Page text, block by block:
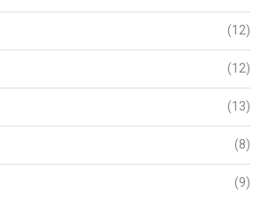
(12)
(12)
(13)
(8)
(9)